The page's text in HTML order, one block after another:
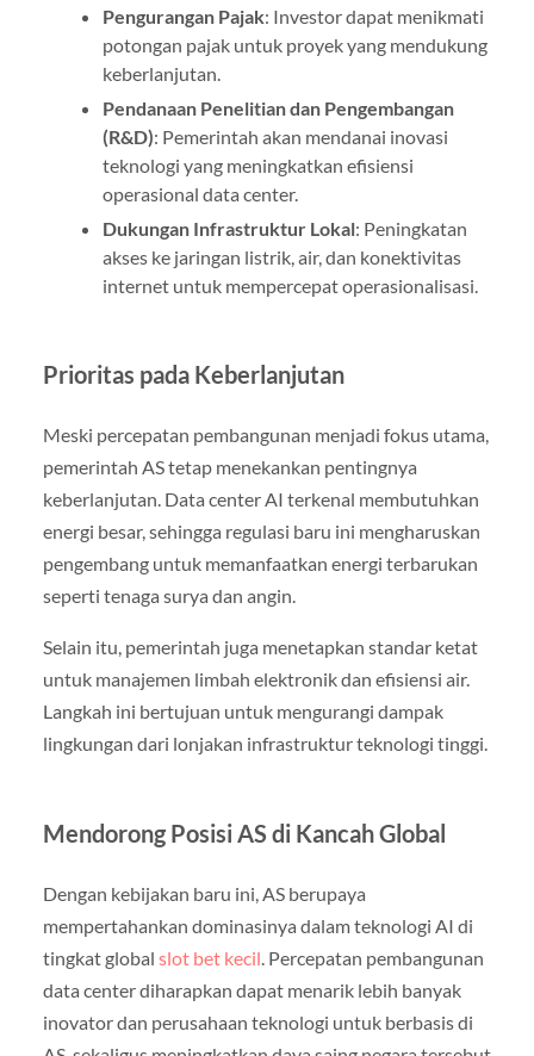
Pengurangan Pajak: Investor dapat menikmati
potongan pajak untuk proyek yang mendukung
keberlanjutan.
Pendanaan Penelitian dan Pengembangan
(R&D): Pemerintah akan mendanai inovasi
teknologi yang meningkatkan efisiensi
operasional data center.
Dukungan Infrastruktur Lokal: Peningkatan
akses ke jaringan listrik, air, dan konektivitas
internet untuk mempercepat operasionalisasi.
Prioritas pada Keberlanjutan
Meski percepatan pembangunan menjadi fokus utama,
pemerintah AS tetap menekankan pentingnya
keberlanjutan. Data center AI terkenal membutuhkan
energi besar, sehingga regulasi baru ini mengharuskan
pengembang untuk memanfaatkan energi terbarukan
seperti tenaga surya dan angin.
Selain itu, pemerintah juga menetapkan standar ketat
untuk manajemen limbah elektronik dan efisiensi air.
Langkah ini bertujuan untuk mengurangi dampak
lingkungan dari lonjakan infrastruktur teknologi tinggi.
Mendorong Posisi AS di Kancah Global
Dengan kebijakan baru ini, AS berupaya
mempertahankan dominasinya dalam teknologi AI di
tingkat global slot bet kecil. Percepatan pembangunan
data center diharapkan dapat menarik lebih banyak
inovator dan perusahaan teknologi untuk berbasis di